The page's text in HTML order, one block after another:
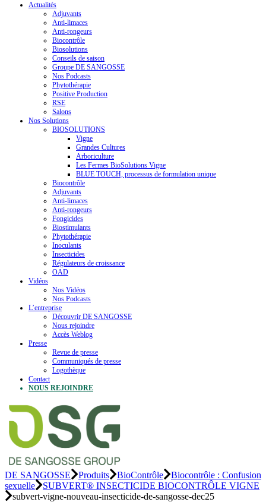
Actualités
Adjuvants
Anti-limaces
Anti-rongeurs
Biocontrôle
Biosolutions
Conseils de saison
Groupe DE SANGOSSE
Nos Podcasts
Phytothérapie
Positive Production
RSE
Salons
Nos Solutions
BIOSOLUTIONS
Vigne
Grandes Cultures
Arboriculture
Les Fermes BioSolutions Vigne
BLUE TOUCH, processus de formulation unique
Biocontrôle
Adjuvants
Anti-limaces
Anti-rongeurs
Fongicides
Biostimulants
Phytothérapie
Inoculants
Insecticides
Régulateurs de croissance
OAD
Vidéos
Nos Vidéos
Nos Podcasts
L’entreprise
Découvrir DE SANGOSSE
Nous rejoindre
Accès Weblog
Presse
Revue de presse
Communiqués de presse
Logothèque
Contact
NOUS REJOINDRE
DE SANGOSSE Produits BioContrôle
Biocontrôle : Confusion
sexuelle
SUBVERT® INSECTICIDE BIOCONTRÔLE VIGNE
subvert-vigne-nouveau-insecticide-de-sangosse-dec25